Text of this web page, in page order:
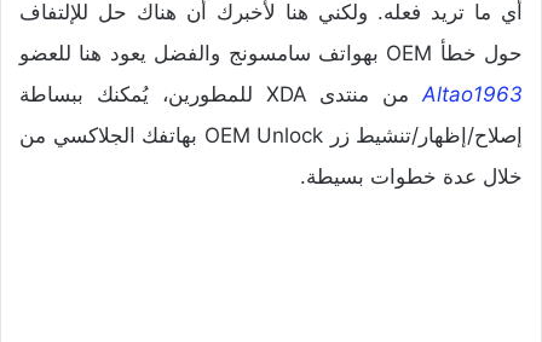
أي ما تريد فعله. ولكني هنا لأخبرك أن هناك حل للإلتفاف
حول خطأ OEM بهواتف سامسونج والفضل يعود هنا للعضو
Altao1963
من منتدى XDA للمطورين، يُمكنك ببساطة
إصلاح/إظهار/تنشيط زر OEM Unlock بهاتفك الجلاكسي من
خلال عدة خطوات بسيطة.